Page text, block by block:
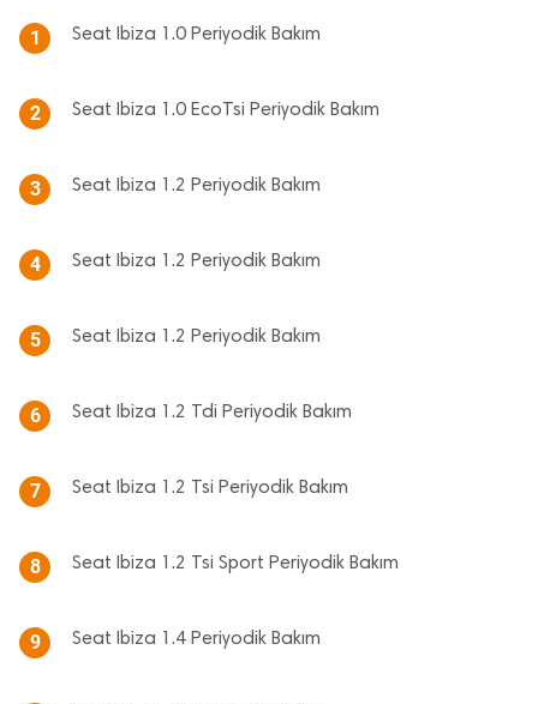
1 Seat Ibiza 1.0 Periyodik Bakım
2 Seat Ibiza 1.0 EcoTsi Periyodik Bakım
3 Seat Ibiza 1.2 Periyodik Bakım
4 Seat Ibiza 1.2 Periyodik Bakım
5 Seat Ibiza 1.2 Periyodik Bakım
6 Seat Ibiza 1.2 Tdi Periyodik Bakım
7 Seat Ibiza 1.2 Tsi Periyodik Bakım
8 Seat Ibiza 1.2 Tsi Sport Periyodik Bakım
9 Seat Ibiza 1.4 Periyodik Bakım